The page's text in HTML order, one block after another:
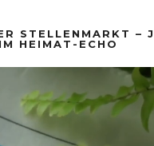
STELLENMARKT –
IM HEIMAT-ECHO
Player